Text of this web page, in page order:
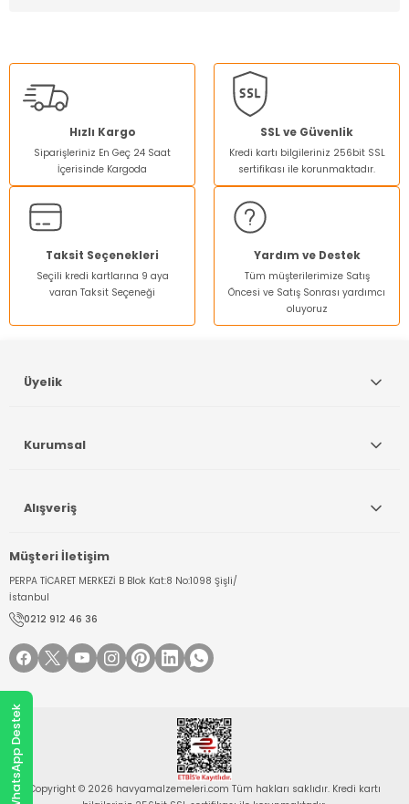
kullanarak tarafımıza iletebilirsiniz.
Görüş ve önerileriniz için teşekkür ederiz.
Ürün resmi kalitesiz, bozuk veya görüntülenemiyor.
Ürün açıklamasında eksik bilgiler bulunuyor.
Ürün bilgilerinde hatalar bulunuyor.
Ürün fiyatı diğer sitelerden daha pahalı.
Bu ürüne benzer farklı alternatifler olmalı.
Hızlı Kargo
Siparişleriniz En Geç 24 Saat
İçerisinde Kargoda
SSL ve Güvenlik
Kredi kartı bilgileriniz 256bit SSL
sertifikası ile korunmaktadır.
Taksit Seçenekleri
Seçili kredi kartlarına 9 aya
varan Taksit Seçeneği
Yardım ve Destek
Tüm müşterilerimize Satış
Öncesi ve Satış Sonrası yardımcı
oluyoruz
Müşteri İletişim
PERPA TİCARET MERKEZİ B Blok Kat:8 No:1098 Şişli/
İstanbul
0212 912 46 36
Üyelik
Kurumsal
Alışveriş
Copyright © 2026 havyamalzemeleri.com Tüm hakları saklıdır. Kredi kartı
WhatsApp Destek